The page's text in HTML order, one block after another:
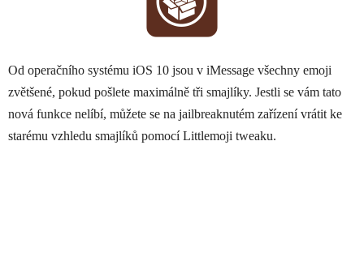
Od operačního systému iOS 10 jsou v iMessage všechny emoji
zvětšené, pokud pošlete maximálně tři smajlíky. Jestli se vám tato
nová funkce nelíbí, můžete se na jailbreaknutém zařízení vrátit ke
starému vzhledu smajlíků pomocí Littlemoji tweaku.